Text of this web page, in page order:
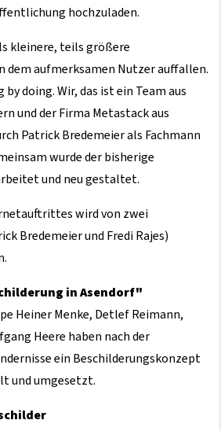
hochzuladen.
kleinere, teils größere
dem aufmerksamen Nutzer auffallen.
doing. Wir, das ist ein Team aus
und der Firma Metastack aus
Patrick Bredemeier als Fachmann
wurde der bisherige
und neu gestaltet.
wird von zwei
Bredemeier und Fredi Rajes)
in Asendorf"
Heiner Menke, Detlef Reimann,
Heere haben nach der
ein Beschilderungskonzept
und umgesetzt.